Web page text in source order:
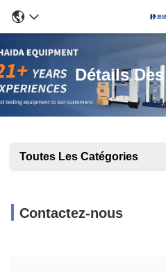
Détails
Toutes Les Catégories
Contactez-nous